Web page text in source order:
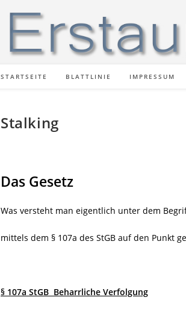
STARTSEITE BLATTLINIE IMPRESSUM
Stalking
Das Gesetz
Was versteht man eigentlich unter dem
mittels dem § 107a des StGB auf den Punkt
§ 107a StGB Beharrliche Verfolgung